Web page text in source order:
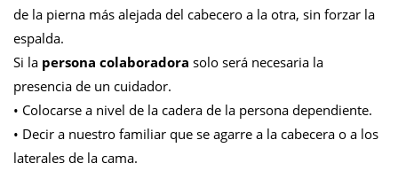
de la pierna más alejada del cabecero a la otra, sin forzar la
espalda.
Si la persona colaboradora solo será necesaria la
presencia de un cuidador.
• Colocarse a nivel de la cadera de la persona dependiente.
• Decir a nuestro familiar que se agarre a la cabecera o a los
laterales de la cama.